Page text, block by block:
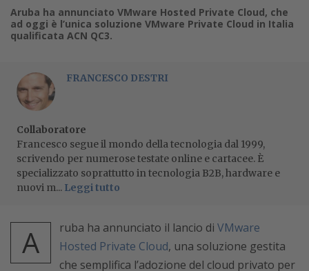
Aruba ha annunciato VMware Hosted Private Cloud, che
ad oggi è l’unica soluzione VMware Private Cloud in Italia
qualificata ACN QC3.
FRANCESCO DESTRI
Collaboratore
Francesco segue il mondo della tecnologia dal 1999,
scrivendo per numerose testate online e cartacee. È
specializzato soprattutto in tecnologia B2B, hardware e
nuovi m... Leggi tutto
A ruba ha annunciato il lancio di VMware
Hosted Private Cloud, una soluzione gestita
che semplifica l’adozione del cloud privato per